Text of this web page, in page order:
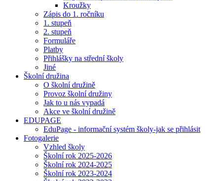
Kroužky
Zápis do 1. ročníku
1. stupeň
2. stupeň
Formuláře
Platby
Přihlášky na střední školy
Jiné
Školní družina
O školní družině
Provoz školní družiny
Jak to u nás vypadá
Akce ve školní družině
EDUPAGE
EduPage - informační systém školy-jak se přihlásit
Fotogalerie
Vzhled školy
Školní rok 2025-2026
Školní rok 2024-2025
Školní rok 2023-2024